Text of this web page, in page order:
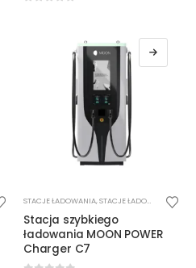
produktu
STACJE ŁADOWANIA,STACJE ŁADOWANIA DC
Stacja szybkiego
ładowania MOON POWER
Charger C7